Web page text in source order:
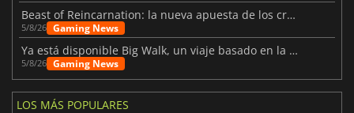
Beast of Reincarnation: la nueva apuesta de los creadores de Pokémon
5/8/26 Gaming News
Ya está disponible Big Walk, un viaje basado en la amistad
5/8/26 Gaming News
LOS MÁS POPULARES